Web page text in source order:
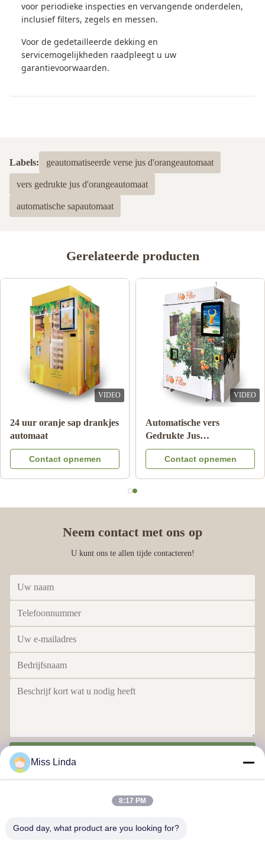
voor periodieke inspecties en vervangende onderdelen,
inclusief filters, zegels en messen.
Voor de gedetailleerde dekking en
servicemogelijkheden raadpleegt u uw
garantievoorwaarden.
Labels: geautomatiseerde verse jus d'orangeautomaat
vers gedrukte jus d'orangeautomaat
automatische sapautomaat
Gerelateerde producten
VIDEO
24 uur oranje sap drankjes
automaat
Contact opnemen
VIDEO
Automatische vers
Gedrukte Jus
d'orangeAutomaat voor
Commercieel
Contact opnemen
Neem contact met ons op
U kunt ons te allen tijde contacteren!
Miss Linda
8:17 PM
Good day, what product are you looking for?